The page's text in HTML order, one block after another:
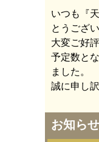
いつも『
とうござい
大変ご好
予定数と
ました。
誠に申し
お知らせ